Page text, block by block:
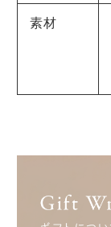
素材